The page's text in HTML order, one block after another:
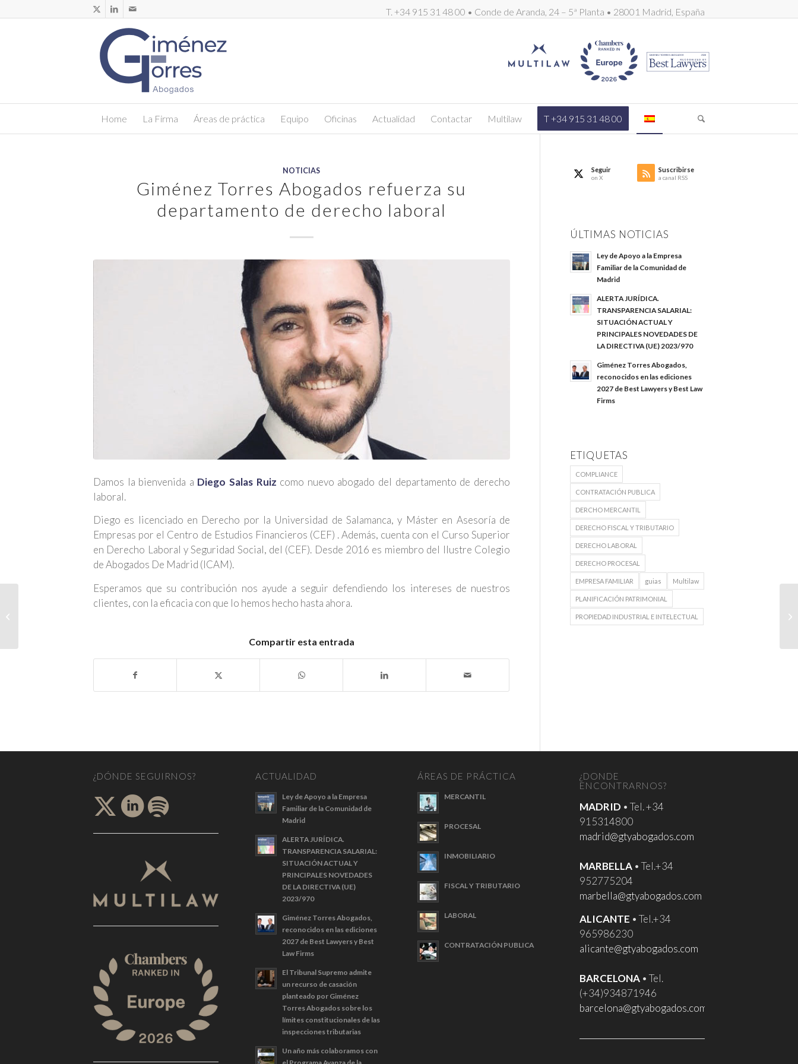
T. +34 915 31 48 00 • Conde de Aranda, 24 – 5ª Planta • 28001 Madrid, España
Home La Firma Áreas de práctica Equipo Oficinas Actualidad Contactar Multilaw T +34 915 31 48 00
NOTICIAS
Giménez Torres Abogados refuerza su
departamento de derecho laboral
Damos la bienvenida a Diego Salas Ruiz como nuevo abogado del departamento de derecho
laboral.
Diego es licenciado en Derecho por la Universidad de Salamanca, y Máster en Asesoría de
Empresas por el Centro de Estudios Financieros (CEF) . Además, cuenta con el Curso Superior
en Derecho Laboral y Seguridad Social, del (CEF). Desde 2016 es miembro del Ilustre Colegio
de Abogados De Madrid (ICAM).
Esperamos que su contribución nos ayude a seguir defendiendo los intereses de nuestros
clientes, con la eficacia con que lo hemos hecho hasta ahora.
Compartir esta entrada
Seguir
on X
Suscribirse
a canal RSS
ÚLTIMAS NOTICIAS
Ley de Apoyo a la Empresa
Familiar de la Comunidad de
Madrid
ALERTA JURÍDICA.
TRANSPARENCIA SALARIAL:
SITUACIÓN ACTUAL Y
PRINCIPALES NOVEDADES DE
LA DIRECTIVA (UE) 2023/970
Giménez Torres Abogados,
reconocidos en las ediciones
2027 de Best Lawyers y Best Law
Firms
ETIQUETAS
COMPLIANCE
CONTRATACIÓN PUBLICA
DERCHO MERCANTIL
DERECHO FISCAL Y TRIBUTARIO
DERECHO LABORAL
DERECHO PROCESAL
EMPRESA FAMILIAR guias Multilaw
PLANIFICACIÓN PATRIMONIAL
PROPIEDAD INDUSTRIAL E INTELECTUAL
¿DÓNDE SEGUIRNOS? ACTUALIDAD
Ley de Apoyo a la Empresa
Familiar de la Comunidad de
Madrid
ALERTA JURÍDICA.
TRANSPARENCIA SALARIAL:
SITUACIÓN ACTUAL Y
PRINCIPALES NOVEDADES
DE LA DIRECTIVA (UE)
2023/970
Giménez Torres Abogados,
reconocidos en las ediciones
2027 de Best Lawyers y Best
Law Firms
El Tribunal Supremo admite
un recurso de casación
planteado por Giménez
Torres Abogados sobre los
límites constitucionales de las
inspecciones tributarias
Un año más colaboramos con
ÁREAS DE PRÁCTICA
MERCANTIL
PROCESAL
INMOBILIARIO
FISCAL Y TRIBUTARIO
LABORAL
CONTRATACIÓN PUBLICA
¿DONDE
ENCONTRARNOS?
MADRID • Tel. +34
915314800
madrid@gtyabogados.com
MARBELLA• Tel.+34
952775204
marbella@gtyabogados.com
ALICANTE • Tel.+34
965986230
alicante@gtyabogados.com
BARCELONA• Tel.
(+34)934871946
barcelona@gtyabogados.com